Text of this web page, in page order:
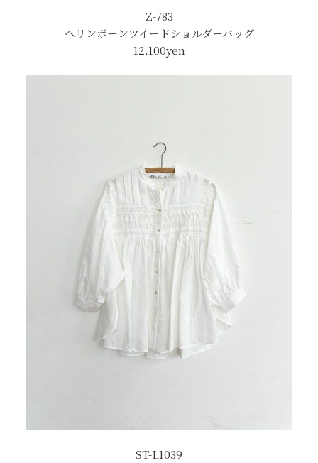
Z-783
ヘリンボーンツイードショルダーバッグ
12,100yen
ST-L1039